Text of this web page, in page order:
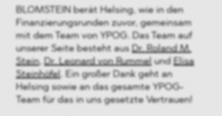
BLOMSTEIN berät Helsing, wie in den
Finanzierungsrunden zuvor, gemeinsam
mit dem Team von YPOG. Das Team auf
unserer Seite besteht aus Dr. Roland M.
Stein, Dr. Leonard von Rummel und Elisa
Steinhöfel. Ein großer Dank geht an
Helsing sowie an das gesamte YPOG-
Team für das in uns gesetzte Vertrauen!